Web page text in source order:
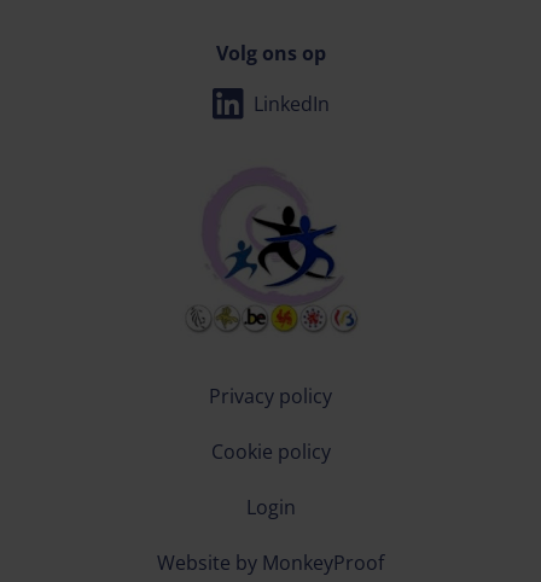
LinkedIn
Volg ons op
Privacy policy
Cookie policy
Login
Website by MonkeyProof